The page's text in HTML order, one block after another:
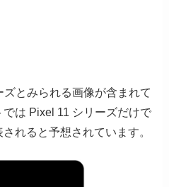
とみられる画像が含まれて
は Pixel 11 シリーズだけで
れると予想されています。